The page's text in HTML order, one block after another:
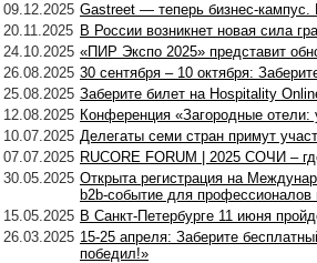
09.12.2025 Gastreet — теперь бизнес-кампус.
20.11.2025 В России возникнет новая сила
24.10.2025 «ПИР Экспо 2025» представит
26.08.2025 30 сентября – 10 октября:
25.08.2025 Заберите билет на Hospitality
12.08.2025 Конференция «Загородные отели:
10.07.2025 Делегаты семи стран примут
07.07.2025 RUCORE FORUM | 2025 СОЧИ –
30.05.2025 Открыта регистрация на
b2b-событие для профессионалов
15.05.2025 В Санкт-Петербурге 11 июня
26.03.2025 15-25 апреля: Заберите
победил!»